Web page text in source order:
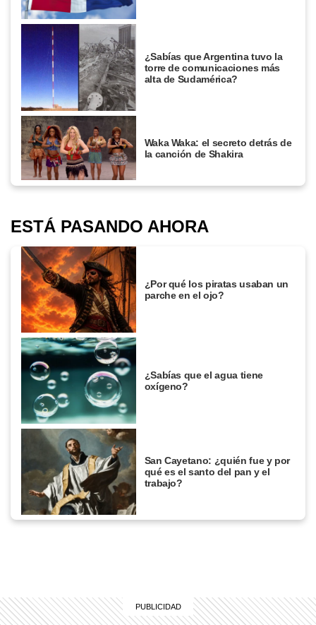
¿Sabías que Argentina tuvo la
torre de comunicaciones más
alta de Sudamérica?
Waka Waka: el secreto detrás de
la canción de Shakira
ESTÁ PASANDO AHORA
¿Por qué los piratas usaban un
parche en el ojo?
¿Sabías que el agua tiene
oxígeno?
San Cayetano: ¿quién fue y por
qué es el santo del pan y el
trabajo?